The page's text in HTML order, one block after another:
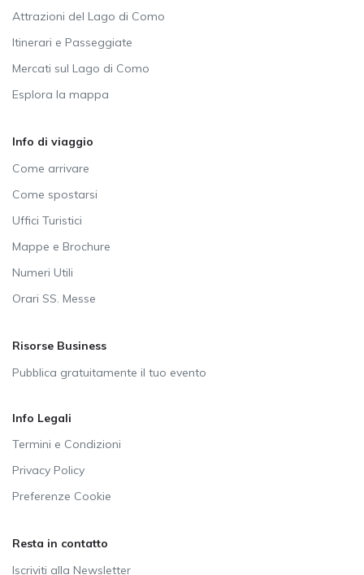
Attrazioni del Lago di Como
Itinerari e Passeggiate
Mercati sul Lago di Como
Esplora la mappa
Info di viaggio
Come arrivare
Come spostarsi
Uffici Turistici
Mappe e Brochure
Numeri Utili
Orari SS. Messe
Risorse Business
Pubblica gratuitamente il tuo evento
Info Legali
Termini e Condizioni
Privacy Policy
Preferenze Cookie
Resta in contatto
Iscriviti alla Newsletter